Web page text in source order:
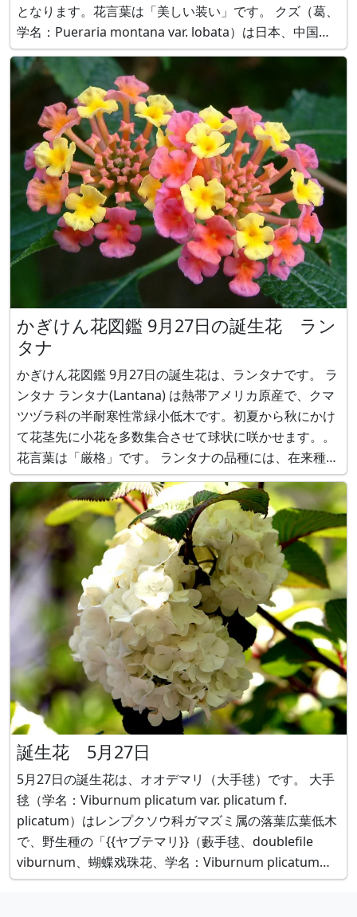
となります。花言葉は「美しい装い」です。 クズ（葛、
学名：Pueraria montana var. lobata）は日本、中国原
産で、マメ科クズ属の蔓性多年草です。花言葉は「芯の
強さ、治癒」です。 クレマチス（学名
かぎけん花図鑑 9月27日の誕生花 ラン
タナ
かぎけん花図鑑 9月27日の誕生花は、ランタナです。 ラ
ンタナ ランタナ(Lantana) は熱帯アメリカ原産で、クマ
ツヅラ科の半耐寒性常緑小低木です。初夏から秋にかけ
て花茎先に小花を多数集合させて球状に咲かせます。。
花言葉は「厳格」です。 ランタナの品種には、在来種
で、咲き始めてから花色が淡黄色から、橙色、赤、桃色
に徐々に色が変わるランタナ・カマラ(学名：Lantana
camara) 、和名
誕生花 5月27日
5月27日の誕生花は、オオデマリ（大手毬）です。 大手
毬（学名：Viburnum plicatum var. plicatum f.
plicatum）はレンプクソウ科ガマズミ属の落葉広葉低木
で、野生種の「{{ヤブテマリ}}（藪手毬、doublefile
viburnum、蝴蝶戏珠花、学名：Viburnum plicatum
var. tomentosum）」の園芸品種です。 花言葉は「約束